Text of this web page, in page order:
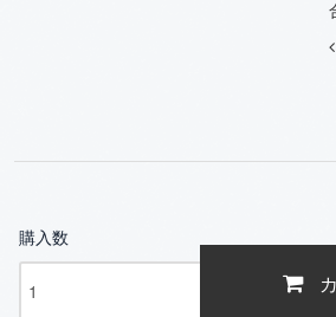
購入数